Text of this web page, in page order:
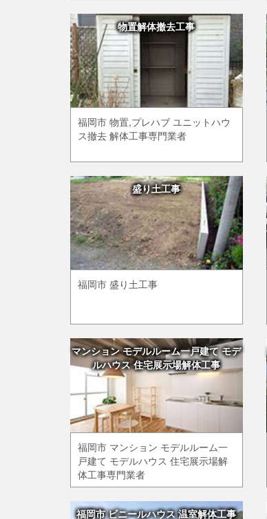
物置解体撤去工事
福岡市 物置,プレハブ ユニットハウ
ス撤去 解体工事専門業者
盛り土工事
福岡市 盛り土工事
マンション モデルルーム一戸建て モデ
ルハウス 住宅展示場解体工事
福岡市 マンション モデルルーム一
戸建て モデルハウス 住宅展示場解
体工事専門業者
福岡市 ビニールハウス 温室解体工事